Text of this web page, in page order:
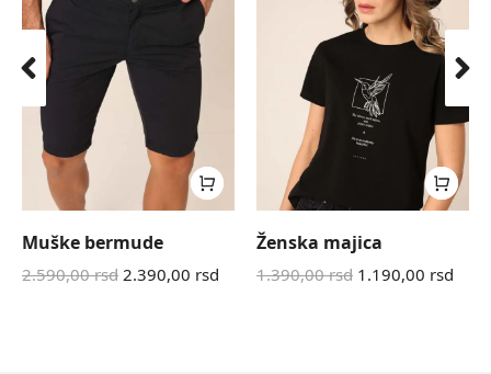
Muške bermude
2.590,00rsd 2.390,00 rsd
Ženska majica
1.390,00rsd 1.190,00 rsd